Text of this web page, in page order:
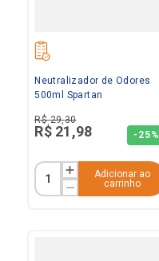
Neutralizador de Odores
500ml Spartan
R$ 29,30
R$ 21 ,98 - 25%
Adicionar ao
carrinho